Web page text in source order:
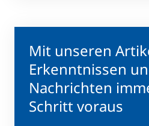
Mit unseren
Erkenntnissen
Nachrichten
Schritt voraus